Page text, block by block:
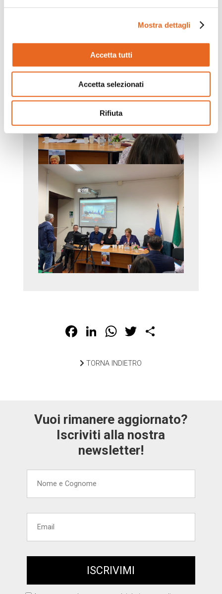
Mostra dettagli
Accetta tutti
Accetta selezionati
Rifiuta
Facebook
LinkedIn
WhatsApp
Twitter
TORNA INDIETRO
Vuoi rimanere aggiornato?
Iscriviti alla nostra
newsletter!